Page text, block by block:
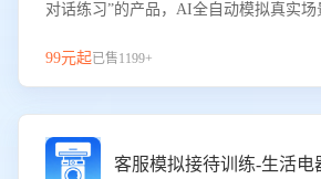
对话练习”的产品，AI全自动模拟真实
服能力。
99元起已售1199+
客服模拟接待训练-生活电